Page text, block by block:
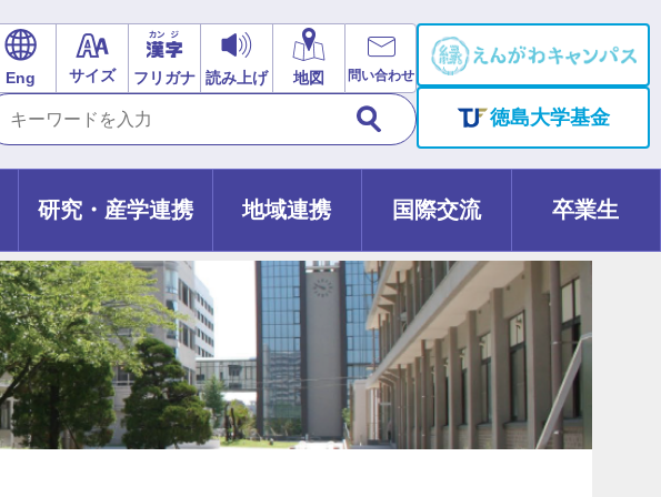
Eng サイズ フリガナ 読み上げ 地図 問い合わせ
徳島大学基金
研究・産学連携 地域連携 国際交流 卒業生